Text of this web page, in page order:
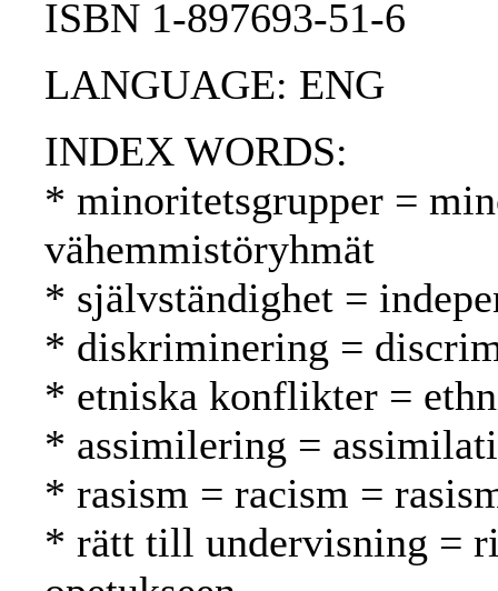
ISBN 1-897693-51-6
LANGUAGE: ENG
INDEX WORDS:
* minoritetsgrupper =
vähemmistöryhmät
* självständighet =
* diskriminering =
* etniska konflikter =
* assimilering =
* rasism = racism =
* rätt till undervisning =